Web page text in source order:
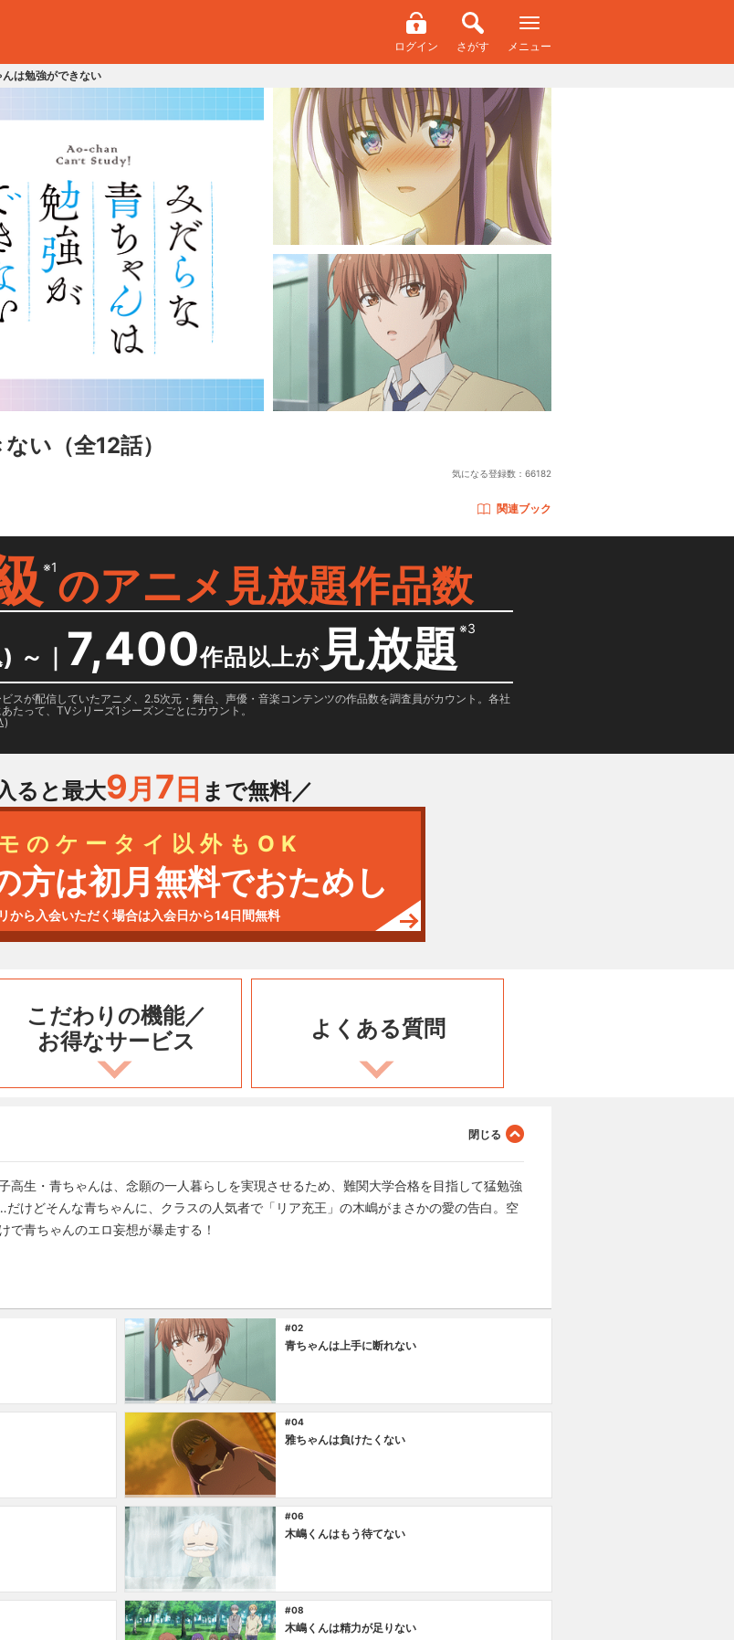
ログイン さがす メニュー
は勉強ができない
ない （全12話）
気になる登録数： 66182
関連ブック
※1のアニメ見放題作品数
～ ｜ 7,400作品以上が 見放題※3
スが配信していたアニメ、2.5次元・舞台、声優・音楽コンテンツの作品数を調査員がカウント。各社
たって、TVシリーズ1シーズンごとにカウント。
)
ると最大9月 7 日 まで無料／
のケータイ以外もOK
方は初月無料でおためし
から入会いただく場合は入会日から14日間無料
こだわりの機能／
お得なサービス
よくある質問
生・青ちゃんは、念願の一人暮らしを実現させるため、難関大学合格を目指して猛勉強
けどそんな青ちゃんに、クラスの人気者で「リア充王」の木嶋がまさかの愛の告白。空
で青ちゃんのエロ妄想が暴走する！
#02
青ちゃんは上手に断れない
#04
雅ちゃんは負けたくない
#06
木嶋くんはもう待てない
#08
木嶋くんは精力が足りない